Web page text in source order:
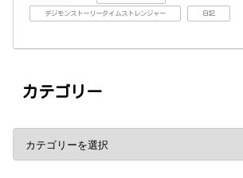
デジモンストーリータイムストレンジャー 日記
カテゴリー